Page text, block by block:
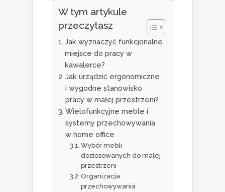
W tym artykule
przeczytasz
Jak wyznaczyć funkcjonalne
miejsce do pracy w
kawalerce?
Jak urządzić ergonomiczne
i wygodne stanowisko
pracy w małej przestrzeni?
Wielofunkcyjne meble i
systemy przechowywania
w home office
Wybór mebli
dostosowanych do małej
przestrzeni
Organizacja
przechowywania